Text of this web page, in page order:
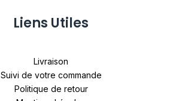
Liens Utiles
Livraison
Suivi de votre commande
Politique de retour